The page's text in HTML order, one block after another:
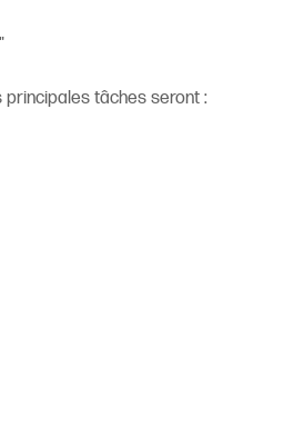
tâches seront :